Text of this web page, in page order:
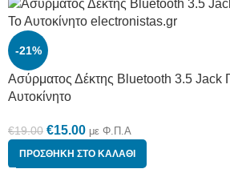
-21%
Ασύρματος Δέκτης Bluetooth 3.5 Jack
Αυτοκίνητο
€19.00 €15.00 με Φ.Π.Α
ΠΡΟΣΘΉΚΗ ΣΤΟ ΚΑΛΆΘΙ